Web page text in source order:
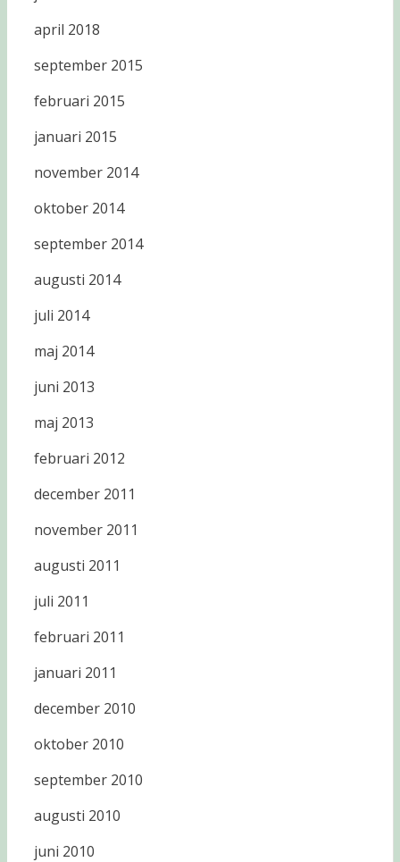
april 2018
september 2015
februari 2015
januari 2015
november 2014
oktober 2014
september 2014
augusti 2014
juli 2014
maj 2014
juni 2013
maj 2013
februari 2012
december 2011
november 2011
augusti 2011
juli 2011
februari 2011
januari 2011
december 2010
oktober 2010
september 2010
augusti 2010
juni 2010